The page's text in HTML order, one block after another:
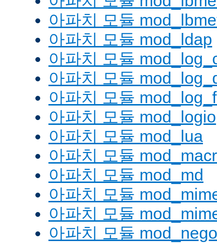
아파치 모듈
아파치 모듈 mod_ldap
아파치 모듈
아파치 모듈
아파치 모듈
아파치 모듈 mod_logio
아파치 모듈 mod_lua
아파치 모듈
아파치 모듈 mod_md
아파치 모듈
아파치 모듈
아파치 모듈